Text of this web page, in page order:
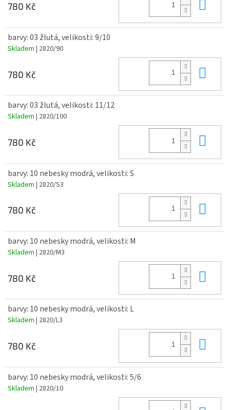
780 Kč
barvy: 03 žlutá, velikosti: 9/10
Skladem | 2820/90
780 Kč
barvy: 03 žlutá, velikosti: 11/12
Skladem | 2820/100
780 Kč
barvy: 10 nebesky modrá, velikosti: S
Skladem | 2820/S3
780 Kč
barvy: 10 nebesky modrá, velikosti: M
Skladem | 2820/M3
780 Kč
barvy: 10 nebesky modrá, velikosti: L
Skladem | 2820/L3
780 Kč
barvy: 10 nebesky modrá, velikosti: 5/6
Skladem | 2820/10